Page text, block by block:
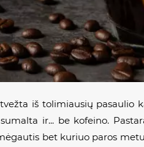
iš tolimiausių pasaulio
ir... be kofeino.
bet kuriuo paros